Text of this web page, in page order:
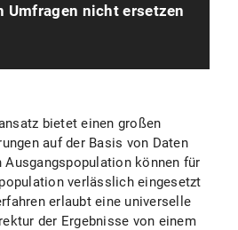
Umfragen nicht ersetzen
bietet einen großen
auf der Basis von Daten
können für
verlässlich eingesetzt
erlaubt eine universelle
der Ergebnisse von einem